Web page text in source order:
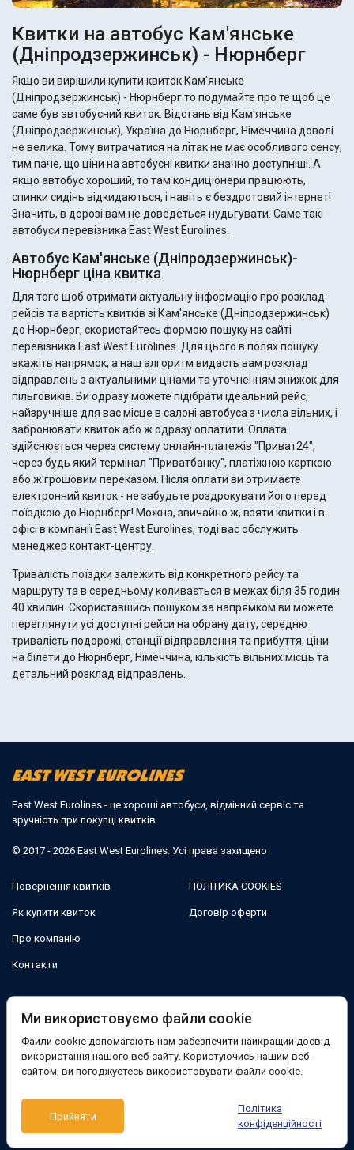
Квитки на автобус Кам'янське
(Дніпродзержинськ) - Нюрнберг
Якщо ви вирішили купити квиток Кам'янське
(Дніпродзержинськ) - Нюрнберг то подумайте про те щоб це
саме був автобусний квиток. Відстань від Кам'янське
(Дніпродзержинськ), Україна до Нюрнберг, Німеччина доволі
не велика. Тому витрачатися на літак не має особливого сенсу,
тим паче, що ціни на автобусні квитки значно доступніші. А
якщо автобус хороший, то там кондиціонери працюють,
спинки сидінь відкидаються, і навіть є бездротовий інтернет!
Значить, в дорозі вам не доведеться нудьгувати. Саме такі
автобуси перевізника East West Eurolines.
Автобус Кам'янське (Дніпродзержинськ)-
Нюрнберг ціна квитка
Для того щоб отримати актуальну інформацію про розклад
рейсів та вартість квитків зі Кам'янське (Дніпродзержинськ)
до Нюрнберг, скористайтесь формою пошуку на сайті
перевізника East West Eurolines. Для цього в полях пошуку
вкажіть напрямок, а наш алгоритм видасть вам розклад
відправлень з актуальними цінами та уточненням знижок для
пільговиків. Ви одразу можете підібрати ідеальний рейс,
найзручніше для вас місце в салоні автобуса з числа вільних, і
забронювати квиток або ж одразу оплатити. Оплата
здійснюється через систему онлайн-платежів "Приват24",
через будь який термінал "Приватбанку", платіжною карткою
або ж грошовим переказом. Після оплати ви отримаєте
електронний квиток - не забудьте роздрокувати його перед
поїздкою до Нюрнберг! Можна, звичайно ж, взяти квитки і в
офісі в компанії East West Eurolines, тоді вас обслужить
менеджер контакт-центру.
Тривалість поїздки залежить від конкретного рейсу та
маршруту та в середньому коливається в межах біля 35 годин
40 хвилин. Скориставшись пошуком за напрямком ви можете
переглянути усі доступні рейси на обрану дату, середню
тривалість подорожі, станції відправлення та прибуття, ціни
на білети до Нюрнберг, Німеччина, кількість вільних місць та
детальний розклад відправлень.
East West Eurolines - це хороші автобуси, відмінний сервіс та
зручність при покупці квитків
© 2017 - 2026 East West Eurolines. Усі права захищено
Повернення квитків
Як купити квиток
Про компанію
Контакти
ПОЛІТИКА COOKIES
Договір оферти
Facebook
Підтримка:
Telegram-бот Viber
Ми використовуємо файли cookie
Файли cookie допомагають нам забезпечити найкращий досвід
використання нашого веб-сайту. Користуючись нашим веб-
сайтом, ви погоджуєтесь використовувати файли cookie.
Прийняти
Політика
конфіденційності